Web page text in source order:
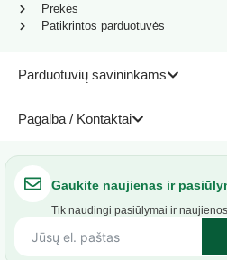
Parduotuvių savininkams
Pagalba / Kontaktai
Prekės
Patikrintos parduotuvės
Gaukite naujienas ir
Tik naudingi pasiūlymai ir